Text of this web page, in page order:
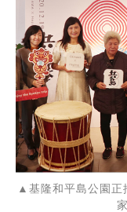
▲基隆和平島公園